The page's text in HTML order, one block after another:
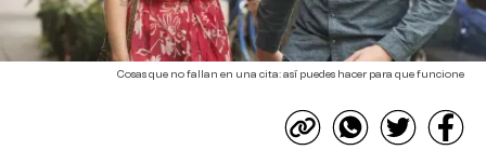
Cosas que no fallan en una cita: así puedes hacer para que funcione